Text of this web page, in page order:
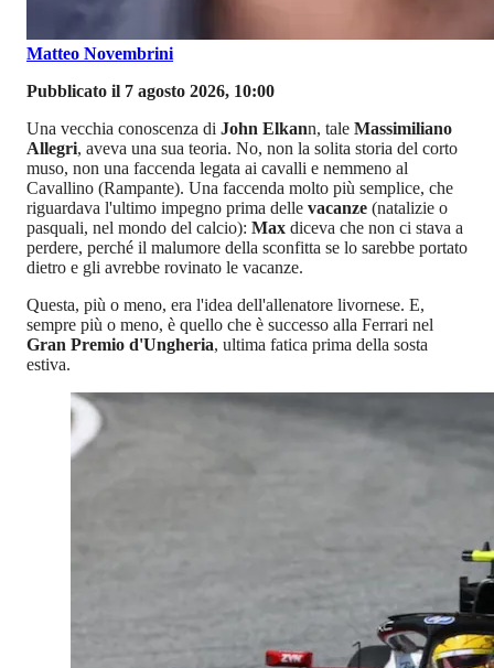
Matteo Novembrini
Pubblicato il 7 agosto 2026, 10:00
Una vecchia conoscenza di John Elkann, tale Massimiliano
Allegri, aveva una sua teoria. No, non la solita storia del corto
muso, non una faccenda legata ai cavalli e nemmeno al
Cavallino (Rampante). Una faccenda molto più semplice, che
riguardava l'ultimo impegno prima delle vacanze (natalizie o
pasquali, nel mondo del calcio): Max diceva che non ci stava a
perdere, perché il malumore della sconfitta se lo sarebbe portato
dietro e gli avrebbe rovinato le vacanze.
Questa, più o meno, era l'idea dell'allenatore livornese. E,
sempre più o meno, è quello che è successo alla Ferrari nel
Gran Premio d'Ungheria, ultima fatica prima della sosta
estiva.